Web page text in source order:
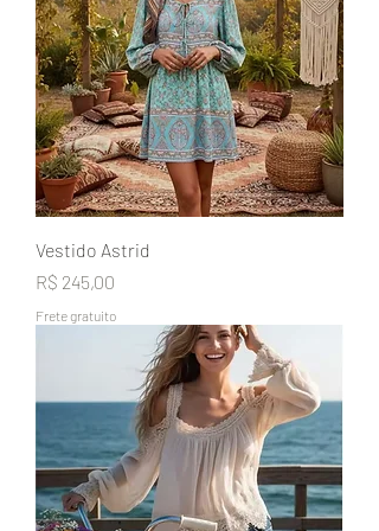
Vestido Astrid
Preço
R$ 245,00
Frete gratuito